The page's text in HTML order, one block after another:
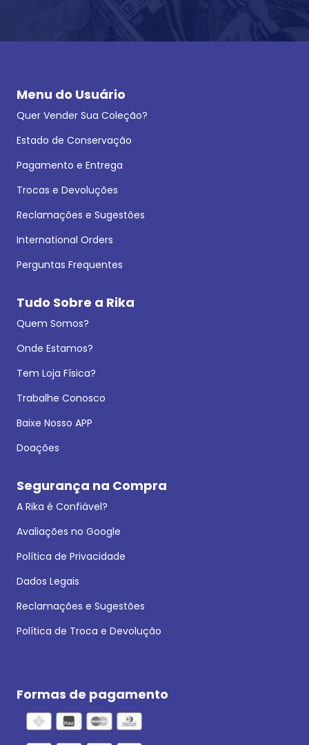
Menu do Usuário
Quer Vender Sua Coleção?
Estado de Conservação
Pagamento e Entrega
Trocas e Devoluções
Reclamações e Sugestões
International Orders
Perguntas Frequentes
Tudo Sobre a Rika
Quem Somos?
Onde Estamos?
Tem Loja Física?
Trabalhe Conosco
Baixe Nosso APP
Doações
Segurança na Compra
A Rika é Confiável?
Avaliações no Google
Política de Privacidade
Dados Legais
Reclamações e Sugestões
Política de Troca e Devolução
Formas de pagamento